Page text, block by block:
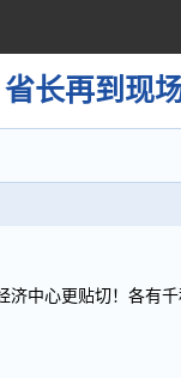
长再到现
济中心更贴切！各有